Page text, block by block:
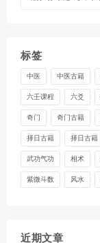
标签
中医 中医古籍
六壬课程 六爻
奇门 奇门古籍
择日古籍 择日古籍
武功气功 相术
紫微斗数 风水
近期文章